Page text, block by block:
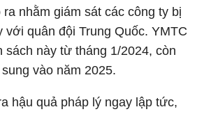
nhằm giám sát các công ty bị
với quân đội Trung Quốc. YMTC
sách này từ tháng 1/2024, còn
vào năm 2025.
hậu quả pháp lý ngay lập tức,